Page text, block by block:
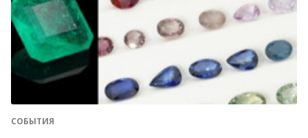
СОБЫТИЯ